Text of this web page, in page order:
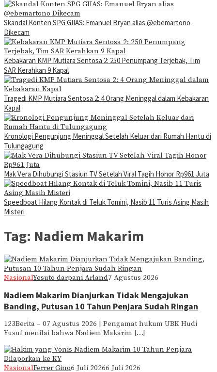
Skandal Konten SPG GIIAS: Emanuel Bryan alias @ebemartono
Dikecam
Kebakaran KMP Mutiara Sentosa 2: 250 Penumpang Terjebak, Tim
SAR Kerahkan 9 Kapal
Tragedi KMP Mutiara Sentosa 2: 4 Orang Meninggal dalam Kebakaran
Kapal
Kronologi Pengunjung Meninggal Setelah Keluar dari Rumah Hantu di
Tulungagung
Mak Vera Dihubungi Stasiun TV Setelah Viral Tagih Honor Rp961 Juta
Speedboat Hilang Kontak di Teluk Tomini, Nasib 11 Turis Asing Masih
Misteri
Tag: Nadiem Makarim
NasionalYesuto darpani Arland7 Agustus 2026
Nadiem Makarim Dianjurkan Tidak Mengajukan
Banding, Putusan 10 Tahun Penjara Sudah Ringan
123Berita – 07 Agustus 2026 | Pengamat hukum UBK Hudi
Yusuf menilai bahwa Nadiem Makarim […]
NasionalFerrer Gino6 Juli 20266 Juli 2026